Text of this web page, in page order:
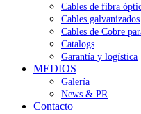
Cables de fibra
Cables galvanizados
Cables de Cobre
Catalogs
Garantía y logística
MEDIOS
Galería
News & PR
Contacto